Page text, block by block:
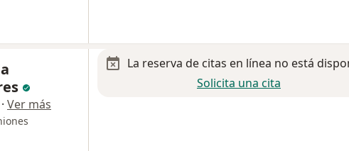
· Ver más
La reserva de citas en línea no está
Solicita una cita